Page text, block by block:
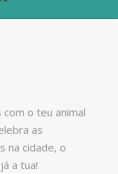
o teu animal
as
na cidade, o
a tua!